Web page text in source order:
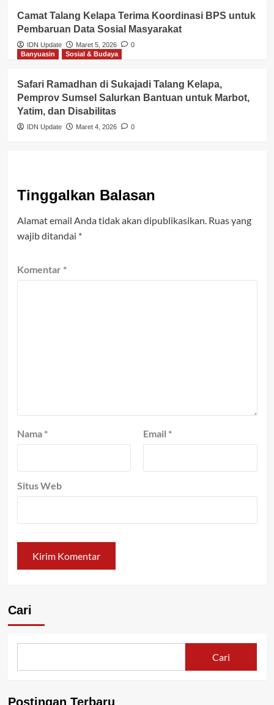
Camat Talang Kelapa Terima Koordinasi BPS untuk
Pembaruan Data Sosial Masyarakat
IDN Update Maret 5, 2026
0
Banyuasin
Sosial & Budaya
Safari Ramadhan di Sukajadi Talang Kelapa,
Pemprov Sumsel Salurkan Bantuan untuk Marbot,
Yatim, dan Disabilitas
IDN Update Maret 4, 2026 0
Tinggalkan Balasan
Alamat email Anda tidak akan dipublikasikan. Ruas yang
wajib ditandai *
Komentar *
Nama * Email *
Situs Web
Cari
Cari
Postingan Terbaru